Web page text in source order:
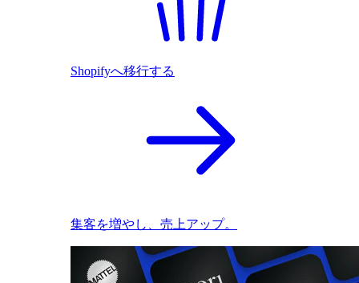
Shopifyへ移行する
集客を増やし、売上アップ。